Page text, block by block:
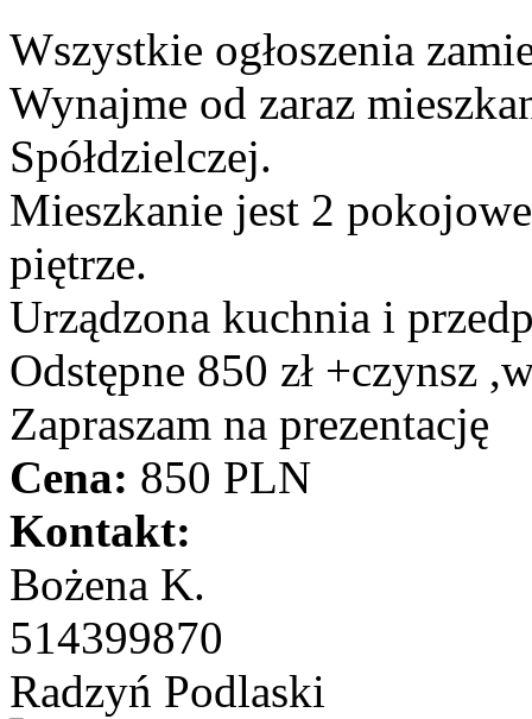
Wszystkie ogłoszenia
Wynajme od zaraz
Spółdzielczej.
Mieszkanie jest 2
piętrze.
Urządzona kuchnia i
Odstępne 850 zł +czynsz
Zapraszam na prezentację
Cena: 850 PLN
Kontakt:
Bożena K.
514399870
Radzyń Podlaski